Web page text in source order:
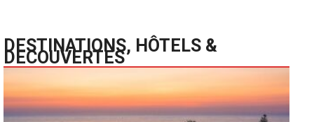
DESTINATIONS, HÔTELS &
DECOUVERTES